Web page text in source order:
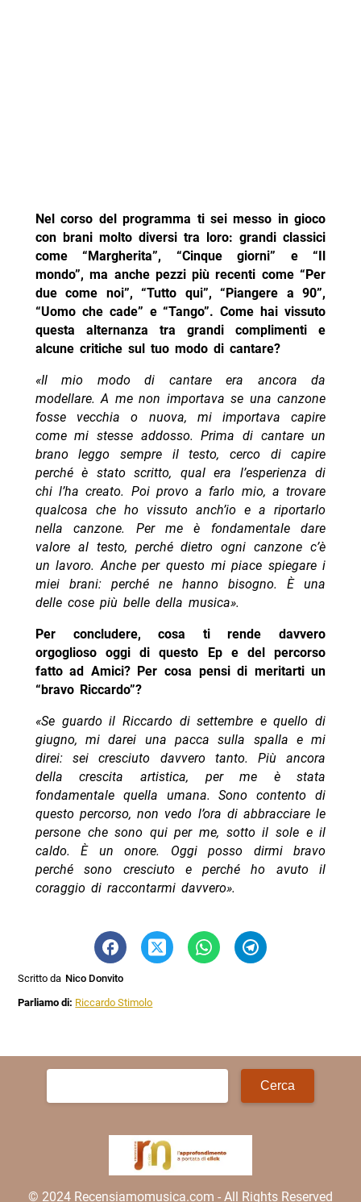
Nel corso del programma ti sei messo in gioco
con brani molto diversi tra loro: grandi classici
come “Margherita”, “Cinque giorni” e “Il
mondo”, ma anche pezzi più recenti come “Per
due come noi”, “Tutto qui”, “Piangere a 90”,
“Uomo che cade” e “Tango”. Come hai vissuto
questa alternanza tra grandi complimenti e
alcune critiche sul tuo modo di cantare?
«Il mio modo di cantare era ancora da
modellare. A me non importava se una canzone
fosse vecchia o nuova, mi importava capire
come mi stesse addosso. Prima di cantare un
brano leggo sempre il testo, cerco di capire
perché è stato scritto, qual era l’esperienza di
chi l’ha creato. Poi provo a farlo mio, a trovare
qualcosa che ho vissuto anch’io e a riportarlo
nella canzone. Per me è fondamentale dare
valore al testo, perché dietro ogni canzone c’è
un lavoro. Anche per questo mi piace spiegare i
miei brani: perché ne hanno bisogno. È una
delle cose più belle della musica».
Per concludere, cosa ti rende davvero
orgoglioso oggi di questo Ep e del percorso
fatto ad Amici? Per cosa pensi di meritarti un
“bravo Riccardo”?
«Se guardo il Riccardo di settembre e quello di
giugno, mi darei una pacca sulla spalla e mi
direi: sei cresciuto davvero tanto. Più ancora
della crescita artistica, per me è stata
fondamentale quella umana. Sono contento di
questo percorso, non vedo l’ora di abbracciare le
persone che sono qui per me, sotto il sole e il
caldo. È un onore. Oggi posso dirmi bravo
perché sono cresciuto e perché ho avuto il
coraggio di raccontarmi davvero».
Scritto da Nico Donvito
Parliamo di: Riccardo Stimolo
Ricerca
© 2024 Recensiamomusica.com - All Rights Reserved